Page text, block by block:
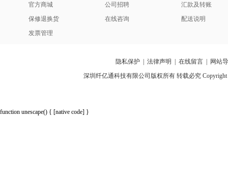
官方商城
保修退换货
发票管理
公司招聘
在线咨询
汇款及转账
配送说明
隐私保护 法律声明 在线留言
网站
深圳纤亿通科技有限公司版权所有 转载必究
function unescape() { [native code] }